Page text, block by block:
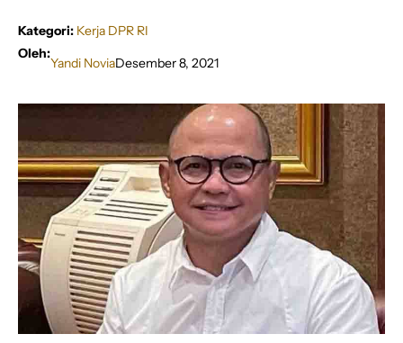
Kategori: Kerja DPR RI
Oleh:
Yandi NoviaDesember 8, 2021